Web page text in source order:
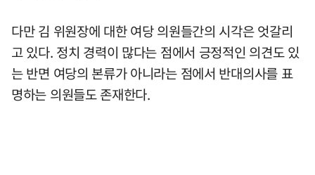
다만 김 위원장에 대한 여당 의원들간의 시각은 엇갈리
고 있다. 정치 경력이 많다는 점에서 긍정적인 의견도 있
는 반면 여당의 본류가 아니라는 점에서 반대의사를 표
명하는 의원들도 존재한다.